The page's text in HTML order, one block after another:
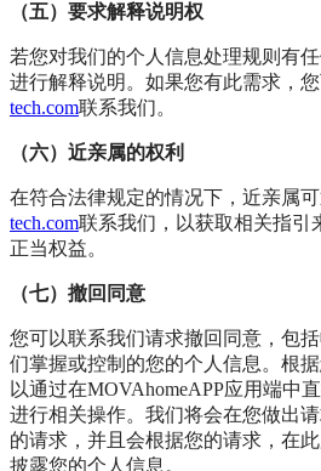
（五）要求解释说明权
若您对我们的个人信息处理规则有
进行解释说明。如果您有此需求，
tech.com联系我们。
（六）近亲属的权利
在符合法律规定的情况下，近亲属
tech.com联系我们，以获取相关指引
正当权益。
（七）撤回同意
您可以联系我们请求撤回同意，包
们掌握或控制的您的个人信息。根
以通过在MOVAhomeAPP应用端中
进行相关操作。我们将会在您做出
的请求，并且会根据您的请求，在
披露您的个人信息。